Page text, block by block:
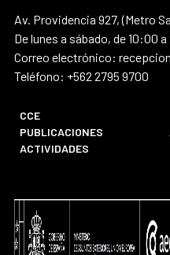
Av. Providencia 927, (Metro
De lunes a sábado, de 10:00
Correo electrónico:
Teléfono: +562 2795 9700
CCE
PUBLICACIONES
ACTIVIDADES